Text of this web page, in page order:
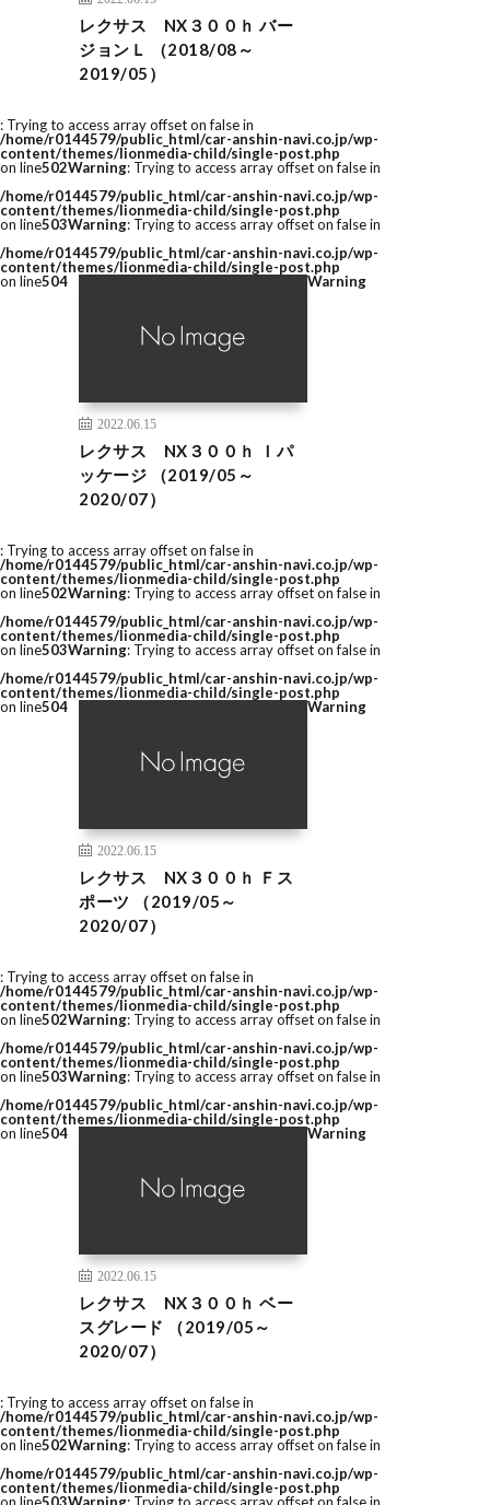
レクサス NX３００ｈ バー
ジョンＬ （2018/08～
2019/05）
: Trying to access array offset on false in
/home/r0144579/public_html/car-anshin-navi.co.jp/wp-
content/themes/lionmedia-child/single-post.php
on line502Warning: Trying to access array offset on false in
/home/r0144579/public_html/car-anshin-navi.co.jp/wp-
content/themes/lionmedia-child/single-post.php
on line503Warning: Trying to access array offset on false in
/home/r0144579/public_html/car-anshin-navi.co.jp/wp-
content/themes/lionmedia-child/single-post.php
on line504
2022.06.15
レクサス NX３００ｈ Ｉパ
ッケージ （2019/05～
2020/07）
Warning
: Trying to access array offset on false in
/home/r0144579/public_html/car-anshin-navi.co.jp/wp-
content/themes/lionmedia-child/single-post.php
on line502Warning: Trying to access array offset on false in
/home/r0144579/public_html/car-anshin-navi.co.jp/wp-
content/themes/lionmedia-child/single-post.php
on line503Warning: Trying to access array offset on false in
/home/r0144579/public_html/car-anshin-navi.co.jp/wp-
content/themes/lionmedia-child/single-post.php
on line504
2022.06.15
レクサス NX３００ｈ Ｆス
ポーツ （2019/05～
2020/07）
Warning
: Trying to access array offset on false in
/home/r0144579/public_html/car-anshin-navi.co.jp/wp-
content/themes/lionmedia-child/single-post.php
on line502Warning: Trying to access array offset on false in
/home/r0144579/public_html/car-anshin-navi.co.jp/wp-
content/themes/lionmedia-child/single-post.php
on line503Warning: Trying to access array offset on false in
/home/r0144579/public_html/car-anshin-navi.co.jp/wp-
content/themes/lionmedia-child/single-post.php
on line504
2022.06.15
レクサス NX３００ｈ ベー
スグレード （2019/05～
2020/07）
Warning
: Trying to access array offset on false in
/home/r0144579/public_html/car-anshin-navi.co.jp/wp-
content/themes/lionmedia-child/single-post.php
on line502Warning: Trying to access array offset on false in
/home/r0144579/public_html/car-anshin-navi.co.jp/wp-
content/themes/lionmedia-child/single-post.php